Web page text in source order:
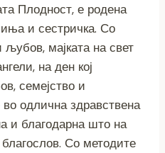
Плодност, е родена
и сестричка. Со
мајката на свет
на ден кој
семејство и
одлична здравствена
и благодарна што на
Со методите